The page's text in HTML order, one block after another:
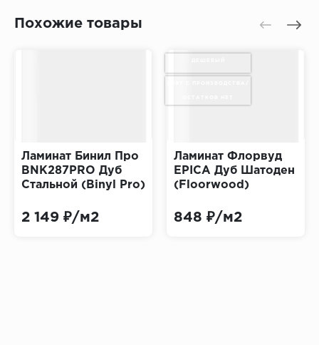
Похожие товары
Ламинат Бинил Про
BNK287PRO Дуб
Стальной (Binyl Pro)
2 149 ₽/м2
Ламинат Флорвуд
EPICA Дуб Шатоден
(Floorwood)
848 ₽/м2